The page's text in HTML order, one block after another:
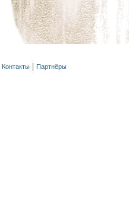
Контакты Партнёры